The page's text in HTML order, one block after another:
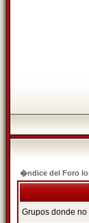
�ndice del Foro
Grupos donde